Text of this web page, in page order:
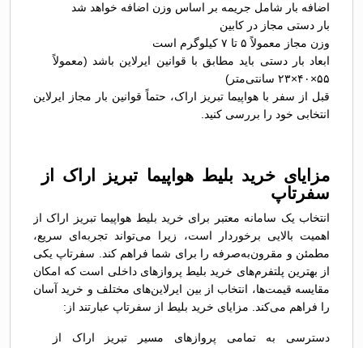
اضافه بار شامل جریمه بر اساس وزن اضافه خواهد شد
بار دستی مجاز در کابین
وزن مجاز معمولاً ۵ تا ۷ کیلوگرم است
ابعاد بار دستی باید مطابق با قوانین ایرلاین باشد (معمولاً
۵۵×۴۰×۲۳ سانتی‌متر)
قبل از سفر با هواپیما تبریز اراک، حتماً قوانین بار مجاز ایرلاین
انتخابی خود را بررسی کنید.
مزایای خرید بلیط هواپیما تبریز اراک از
سفرتاپ
انتخاب یک سامانه معتبر برای خرید بلیط هواپیما تبریز اراک از
اهمیت بالایی برخوردار است، زیرا می‌تواند تجربه‌ای سریع،
مطمئن و مقرون‌به‌صرفه را برای شما فراهم کند. سفرتاپ یکی
از بهترین پلتفرم‌های خرید بلیط پروازهای داخلی است که امکان
مقایسه قیمت‌ها، انتخاب از بین ایرلاین‌های مختلف و خرید آسان
را فراهم می‌کند. مزایای خرید بلیط از سفرتاپ عبارتند از:
دسترسی به تمامی پروازهای مسیر تبریز اراک از